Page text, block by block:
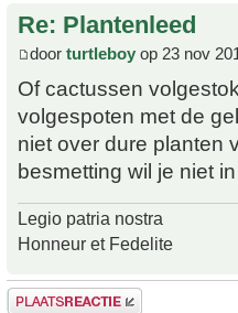
Re: Plantenleed
door turtleboy op 23 nov
Of cactussen
volgespoten met de
niet over dure planten
besmetting wil je niet
Legio patria nostra
Honneur et Fedelite
Plaats een reactie